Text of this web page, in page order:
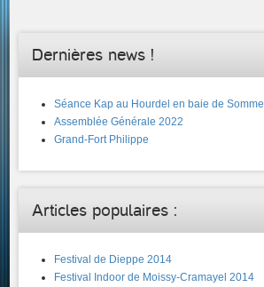
Dernières news !
Séance Kap au Hourdel en baie de Somme
Assemblée Générale 2022
Grand-Fort Philippe
Articles populaires :
Festival de Dieppe 2014
Festival Indoor de Moissy-Cramayel 2014